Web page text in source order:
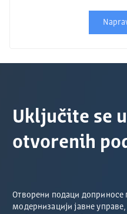
Uključite se
otvorenih
Отворени подаци доприносе
модернизацији јавне